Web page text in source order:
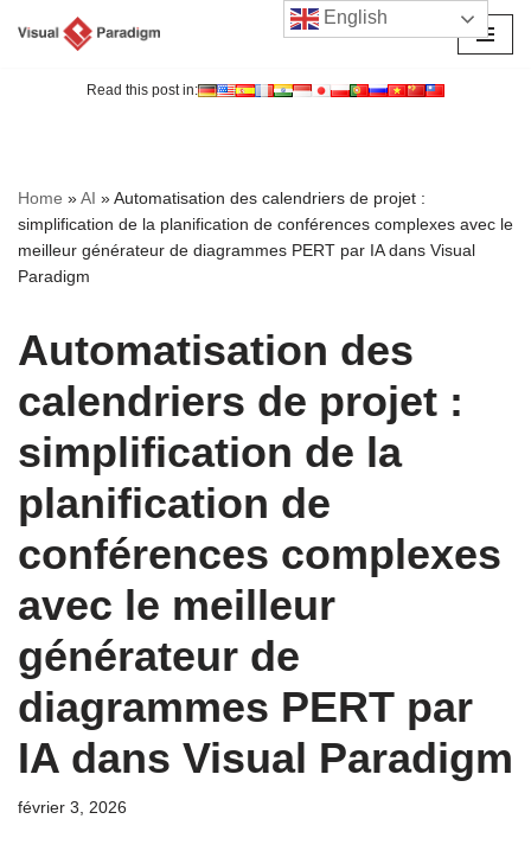
Read this post in:
Home »AI »Automatisation des calendriers de projet :
simplification de la planification de conférences complexes avec le
meilleur générateur de diagrammes PERT par IA dans Visual
Paradigm
Automatisation des
calendriers de projet :
simplification de la
planification de
conférences complexes
avec le meilleur
générateur de
diagrammes PERT par
IA dans Visual Paradigm
février 3, 2026
English